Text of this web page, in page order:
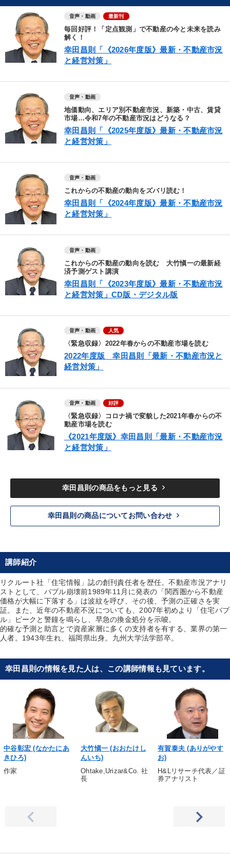
音声・動画 最新刊
毎回好評！「定点観測」で不動産の今と未来を読み
解く！
幸田昌則「《2026年度版》最新・不動産市況
と経営対策」
音声・動画
地価動向、エリア別不動産市況、新築・中古、賃貸
市場…令和7年の不動産市況はどうなる？
幸田昌則「《2025年度版》最新・不動産市況
と経営対策」
音声・動画
これからの不動産の動向をズバリ読む！
幸田昌則「《2024年度版》最新・不動産市況
と経営対策」
音声・動画
これからの不動産の動向を読む 大竹愼一の最新経
済予測ゲスト講演
幸田昌則「《2023年度版》最新・不動産市況
と経営対策」CD版・デジタル版
音声・動画 人気
〈緊急収録〉2022年春からの不動産市場を読む
2022年度版 幸田昌則「最新・不動産市況と
経営対策」
音声・動画 好評
〈緊急収録〉コロナ禍で変貌した2021年春からの不
動産市場を読む
《2021年度版》幸田昌則「最新・不動産市況
と経営対策」
幸田昌則の商品をもっと見る keyboard_arrow_right
幸田昌則の商品についてお問い合わせ keyboard_arrow_right
講師紹介
リクルート社「住宅情報」誌の創刊責任者を歴任。不動産市況アナリ
ストとして、バブル崩壊前1989年11月に発表の「関西圏から不動産
価格が大幅に下落する」は波紋を呼び、その後、予測の正確さを実
証。また、近年の不動産不況についても、2007年初めより「住宅バブ
ル」ピークと警鐘を鳴らし、早急の換金処分を示唆。
的確な予測と助言とで資産家層に多くの支持者を有する、業界の第一
人者。1943年生れ、福岡県出身。九州大学法学部卒。
幸田昌則の情報を見た人は、この講師情報も見ています。
中谷彰宏 (なかたにあ
きひろ)
作家
大竹愼一 (おおたけし
んいち)
Ohtake,Urizar&Co. 社
長
有賀泰夫 (ありがやす
お)
H&Lリサーチ代表／証
券アナリスト